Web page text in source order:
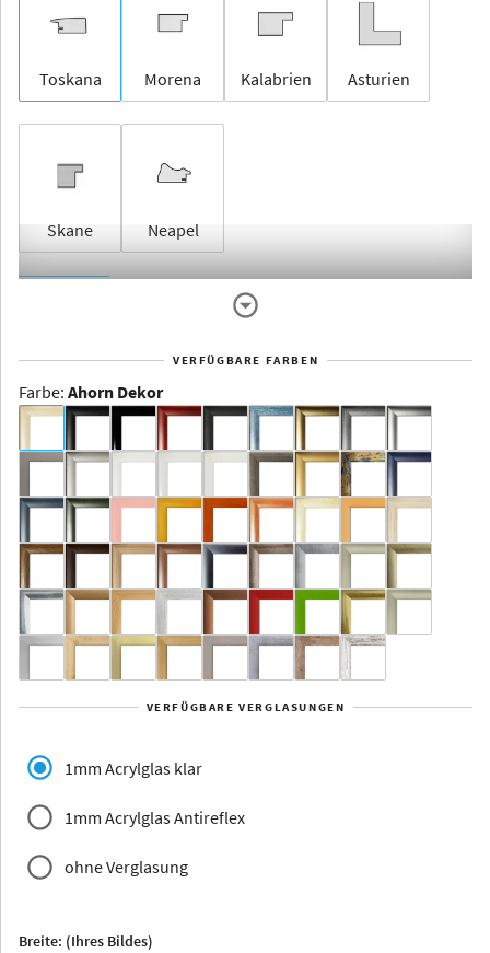
Toskana Morena Kalabrien Asturien
Skane Neapel
Dakota -
Rahmenloser
Aluminium
Yukon Alaska
Jersey Dauphine
VERFÜGBARE FARBEN
Farbe: Ahorn Dekor
VERFÜGBARE VERGLASUNGEN
1mm Acrylglas klar
1mm Acrylglas Antireflex
ohne Verglasung
Breite: (Ihres Bildes)